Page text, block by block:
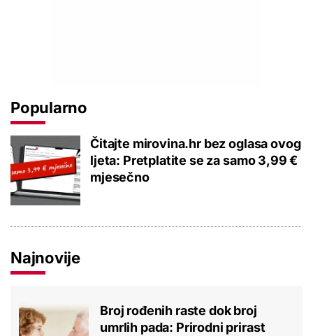
Popularno
Čitajte mirovina.hr bez oglasa ovog
ljeta: Pretplatite se za samo 3,99 €
mjesečno
Najnovije
Broj rođenih raste dok broj
umrlih pada: Prirodni prirast